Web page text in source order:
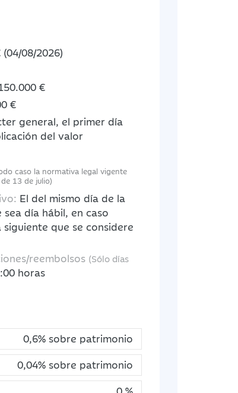
08/2026)
€
€
general, el primer día
del valor
caso la normativa legal vigente
13 de julio)
El del mismo día de la
día hábil, en caso
que se considere
reembolsos (Sólo días
horas
0,6% sobre patrimonio
0,04% sobre patrimonio